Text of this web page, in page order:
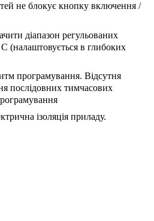
не блокує кнопку включення /
діапазон регульованих
(налаштовується в глибоких
програмування. Відсутня
послідовних тимчасових
ізоляція приладу.